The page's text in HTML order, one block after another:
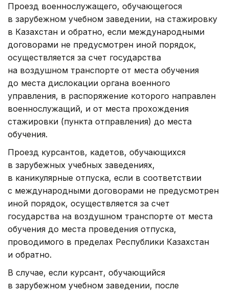
Проезд военнослужащего, обучающегося
в зарубежном учебном заведении, на стажировку
в Казахстан и обратно, если международными
договорами не предусмотрен иной порядок,
осуществляется за счет государства
на воздушном транспорте от места обучения
до места дислокации органа военного
управления, в распоряжение которого направлен
военнослужащий, и от места прохождения
стажировки (пункта отправления) до места
обучения.
Проезд курсантов, кадетов, обучающихся
в зарубежных учебных заведениях,
в каникулярные отпуска, если в соответствии
с международными договорами не предусмотрен
иной порядок, осуществляется за счет
государства на воздушном транспорте от места
обучения до места проведения отпуска,
проводимого в пределах Республики Казахстан
и обратно.
В случае, если курсант, обучающийся
в зарубежном учебном заведении, после